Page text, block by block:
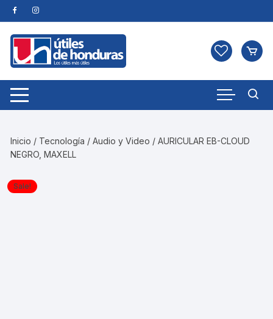
Skip
to
content
Inicio / Tecnología /Audio y Video / AURICULAR EB-CLOUD
NEGRO, MAXELL
Sale!